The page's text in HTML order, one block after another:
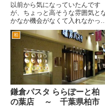
以前から気になっていたんです
が、ちょっと高そうな雰囲気と
かなか機会がなくて入れなかった
パスタ屋さん。 徒歩だと駅から
ちょっと歩きます。10分くらい
でしょうか。柏駅東口を出て、
手のそごう本館脇の階段を下り
す。そのまま左手のそごう第一
柏
鎌倉パスタ ららぽーと柏
の葉店 ～ 千葉県柏市